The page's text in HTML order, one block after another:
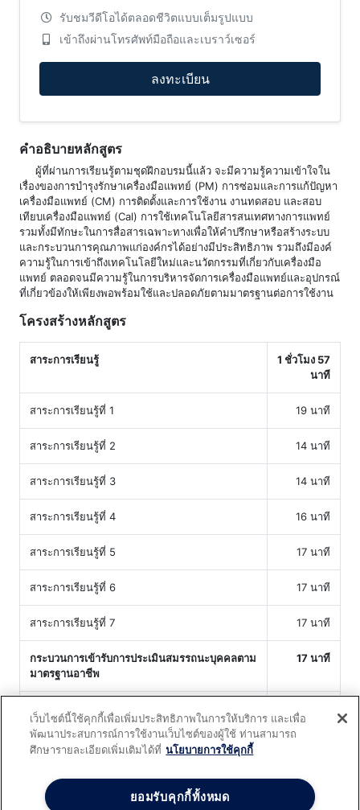
รับชมวีดีโอได้ตลอดชีวิตแบบเต็มรูปแบบ
เข้าถึงผ่านโทรศัพท์มือถือและเบราว์เซอร์
ลงทะเบียน
คำอธิบายหลักสูตร
ผู้ที่ผ่านการเรียนรู้ตามชุดฝึกอบรมนี้แล้ว จะมีความรู้ความเข้าใจใน
เรื่องของการบำรุงรักษาเครื่องมือแพทย์ (PM) การซ่อมและการแก้ปัญหา
เครื่องมือแพทย์ (CM) การติดตั้งและการใช้งาน งานทดสอบ และสอบ
เทียบเครื่องมือแพทย์ (Cal) การใช้เทคโนโลยีสารสนเทศทางการแพทย์
รวมทั้งมีทักษะในการสื่อสารเฉพาะทางเพื่อให้คำปรึกษาหรือสร้างระบบ
และกระบวนการคุณภาพแก่องค์กรได้อย่างมีประสิทธิภาพ รวมถึงมีองค์
ความรู้ในการเข้าถึงเทคโนโลยีใหม่และนวัตกรรมที่เกี่ยวกับเครื่องมือ
แพทย์ ตลอดจนมีความรู้ในการบริหารจัดการเครื่องมือแพทย์และอุปกรณ์
ที่เกี่ยวข้องให้เพียงพอพร้อมใช้และปลอดภัยตามมาตรฐานต่อการใช้งาน
โครงสร้างหลักสูตร
สาระการเรียนรู้
1 ชั่วโมง 57
นาที
สาระการเรียนรู้ที่ 1 19 นาที
สาระการเรียนรู้ที่ 2 14 นาที
สาระการเรียนรู้ที่ 3 14 นาที
สาระการเรียนรู้ที่ 4 16 นาที
สาระการเรียนรู้ที่ 5 17 นาที
สาระการเรียนรู้ที่ 6 17 นาที
สาระการเรียนรู้ที่ 7 17 นาที
กระบวนการเข้ารับการประเมินสมรรถนะบุคคลตาม
มาตรฐานอาชีพ
17 นาที
วีดีทัศน์กระบวนการเข้ารับการประเมินสมรรถนะ
บุคคลตามมาตรฐานอาชีพ
เว็บไซต์นี้ใช้คุกกี้เพื่อเพิ่มประสิทธิภาพในการให้บริการ และเพื่อ
พัฒนาประสบการณ์การใช้งานเว็บไซต์ของผู้ใช้ ท่านสามารถ
ศึกษารายละเอียดเพิ่มเติมได้ที่ นโยบายการใช้คุกกี้
ยอมรับคุกกี้ทั้งหมด